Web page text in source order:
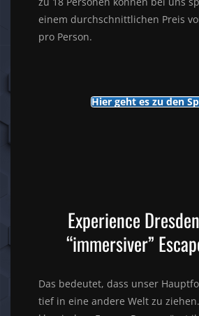
einem durchschnittlichen Preis
pro Person.
Hier geht es zu den
Experience
“immersiver”
Das bedeutet, dass unser
tief in eine andere Welt zu